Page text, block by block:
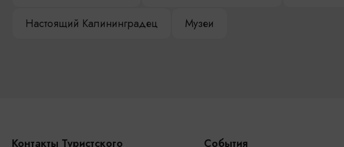
Настоящий Калининградец Музеи
Контакты Туристского
События